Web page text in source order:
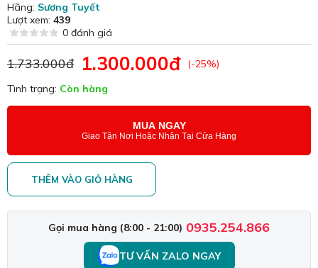
Hãng: Sương Tuyết
Lượt xem: 439
0 đánh giá
1.733.000đ 1.300.000đ
(-25%)
Tình trạng: Còn hàng
MUA NGAY
Giao Tận Nơi Hoặc Nhận Tại Cửa Hàng
THÊM VÀO GIỎ HÀNG
Gọi mua hàng (8:00 - 21:00) 0935.254.866
TƯ VẤN ZALO NGAY